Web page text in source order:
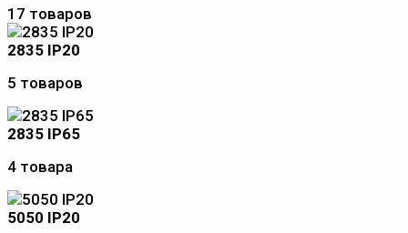
17 товаров
2835 IP20
5 товаров
2835 IP65
4 товара
5050 IP20